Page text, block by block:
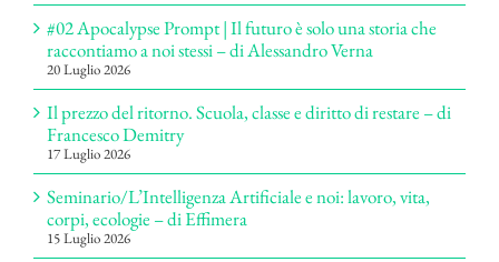
#02 Apocalypse Prompt | Il futuro è solo una storia che
raccontiamo a noi stessi – di Alessandro Verna
20 Luglio 2026
Il prezzo del ritorno. Scuola, classe e diritto di restare – di
Francesco Demitry
17 Luglio 2026
Seminario/L’Intelligenza Artificiale e noi: lavoro, vita,
corpi, ecologie – di Effimera
15 Luglio 2026